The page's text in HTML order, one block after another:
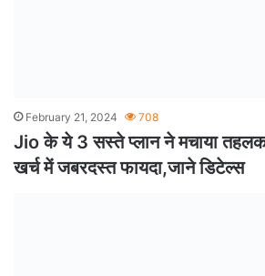
February 21, 2024 708
Jio के ये 3 सस्ते प्लान ने मचाया
खर्च में जबरदस्त फायदा,जाने डिटेल्स